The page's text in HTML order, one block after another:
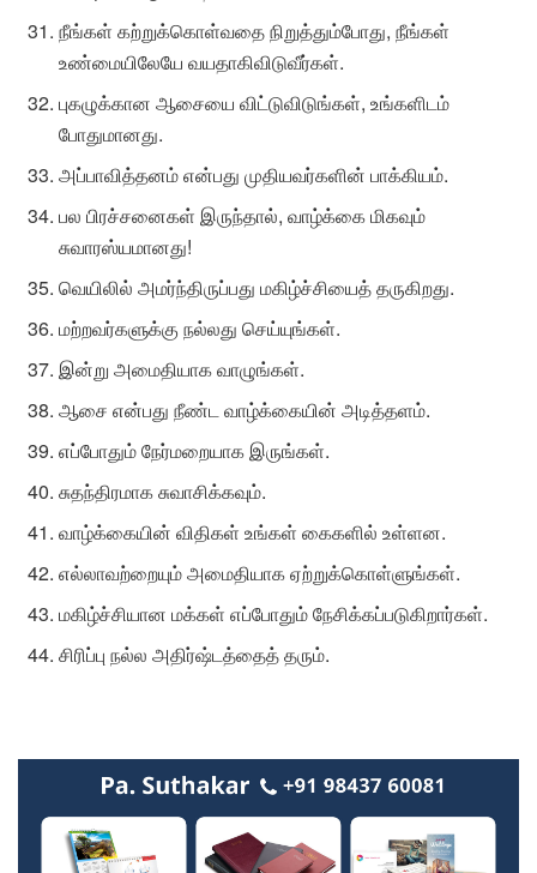
நீங்கள் கற்றுக்கொள்வதை நிறுத்தும்போது, நீங்கள்
உண்மையிலேயே வயதாகிவிடுவீர்கள்.
புகழுக்கான ஆசையை விட்டுவிடுங்கள், உங்களிடம்
போதுமானது.
அப்பாவித்தனம் என்பது முதியவர்களின் பாக்கியம்.
பல பிரச்சனைகள் இருந்தால், வாழ்க்கை மிகவும்
சுவாரஸ்யமானது!
வெயிலில் அமர்ந்திருப்பது மகிழ்ச்சியைத் தருகிறது.
மற்றவர்களுக்கு நல்லது செய்யுங்கள்.
இன்று அமைதியாக வாழுங்கள்.
ஆசை என்பது நீண்ட வாழ்க்கையின் அடித்தளம்.
எப்போதும் நேர்மறையாக இருங்கள்.
சுதந்திரமாக சுவாசிக்கவும்.
வாழ்க்கையின் விதிகள் உங்கள் கைகளில் உள்ளன.
எல்லாவற்றையும் அமைதியாக ஏற்றுக்கொள்ளுங்கள்.
மகிழ்ச்சியான மக்கள் எப்போதும் நேசிக்கப்படுகிறார்கள்.
சிரிப்பு நல்ல அதிர்ஷ்டத்தைத் தரும்.